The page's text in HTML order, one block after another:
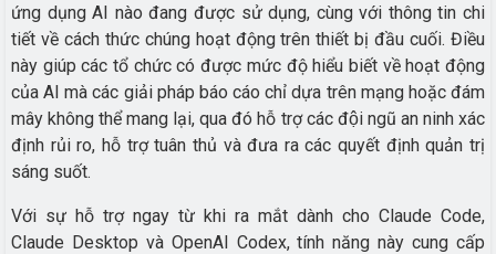
ứng dụng AI nào đang được sử dụng, cùng với thông tin chi
tiết về cách thức chúng hoạt động trên thiết bị đầu cuối. Điều
này giúp các tổ chức có được mức độ hiểu biết về hoạt động
của AI mà các giải pháp báo cáo chỉ dựa trên mạng hoặc đám
mây không thể mang lại, qua đó hỗ trợ các đội ngũ an ninh xác
định rủi ro, hỗ trợ tuân thủ và đưa ra các quyết định quản trị
sáng suốt.
Với sự hỗ trợ ngay từ khi ra mắt dành cho Claude Code,
Claude Desktop và OpenAI Codex, tính năng này cung cấp